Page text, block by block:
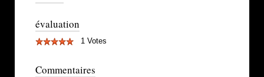
évaluation
1 Votes
Commentaires